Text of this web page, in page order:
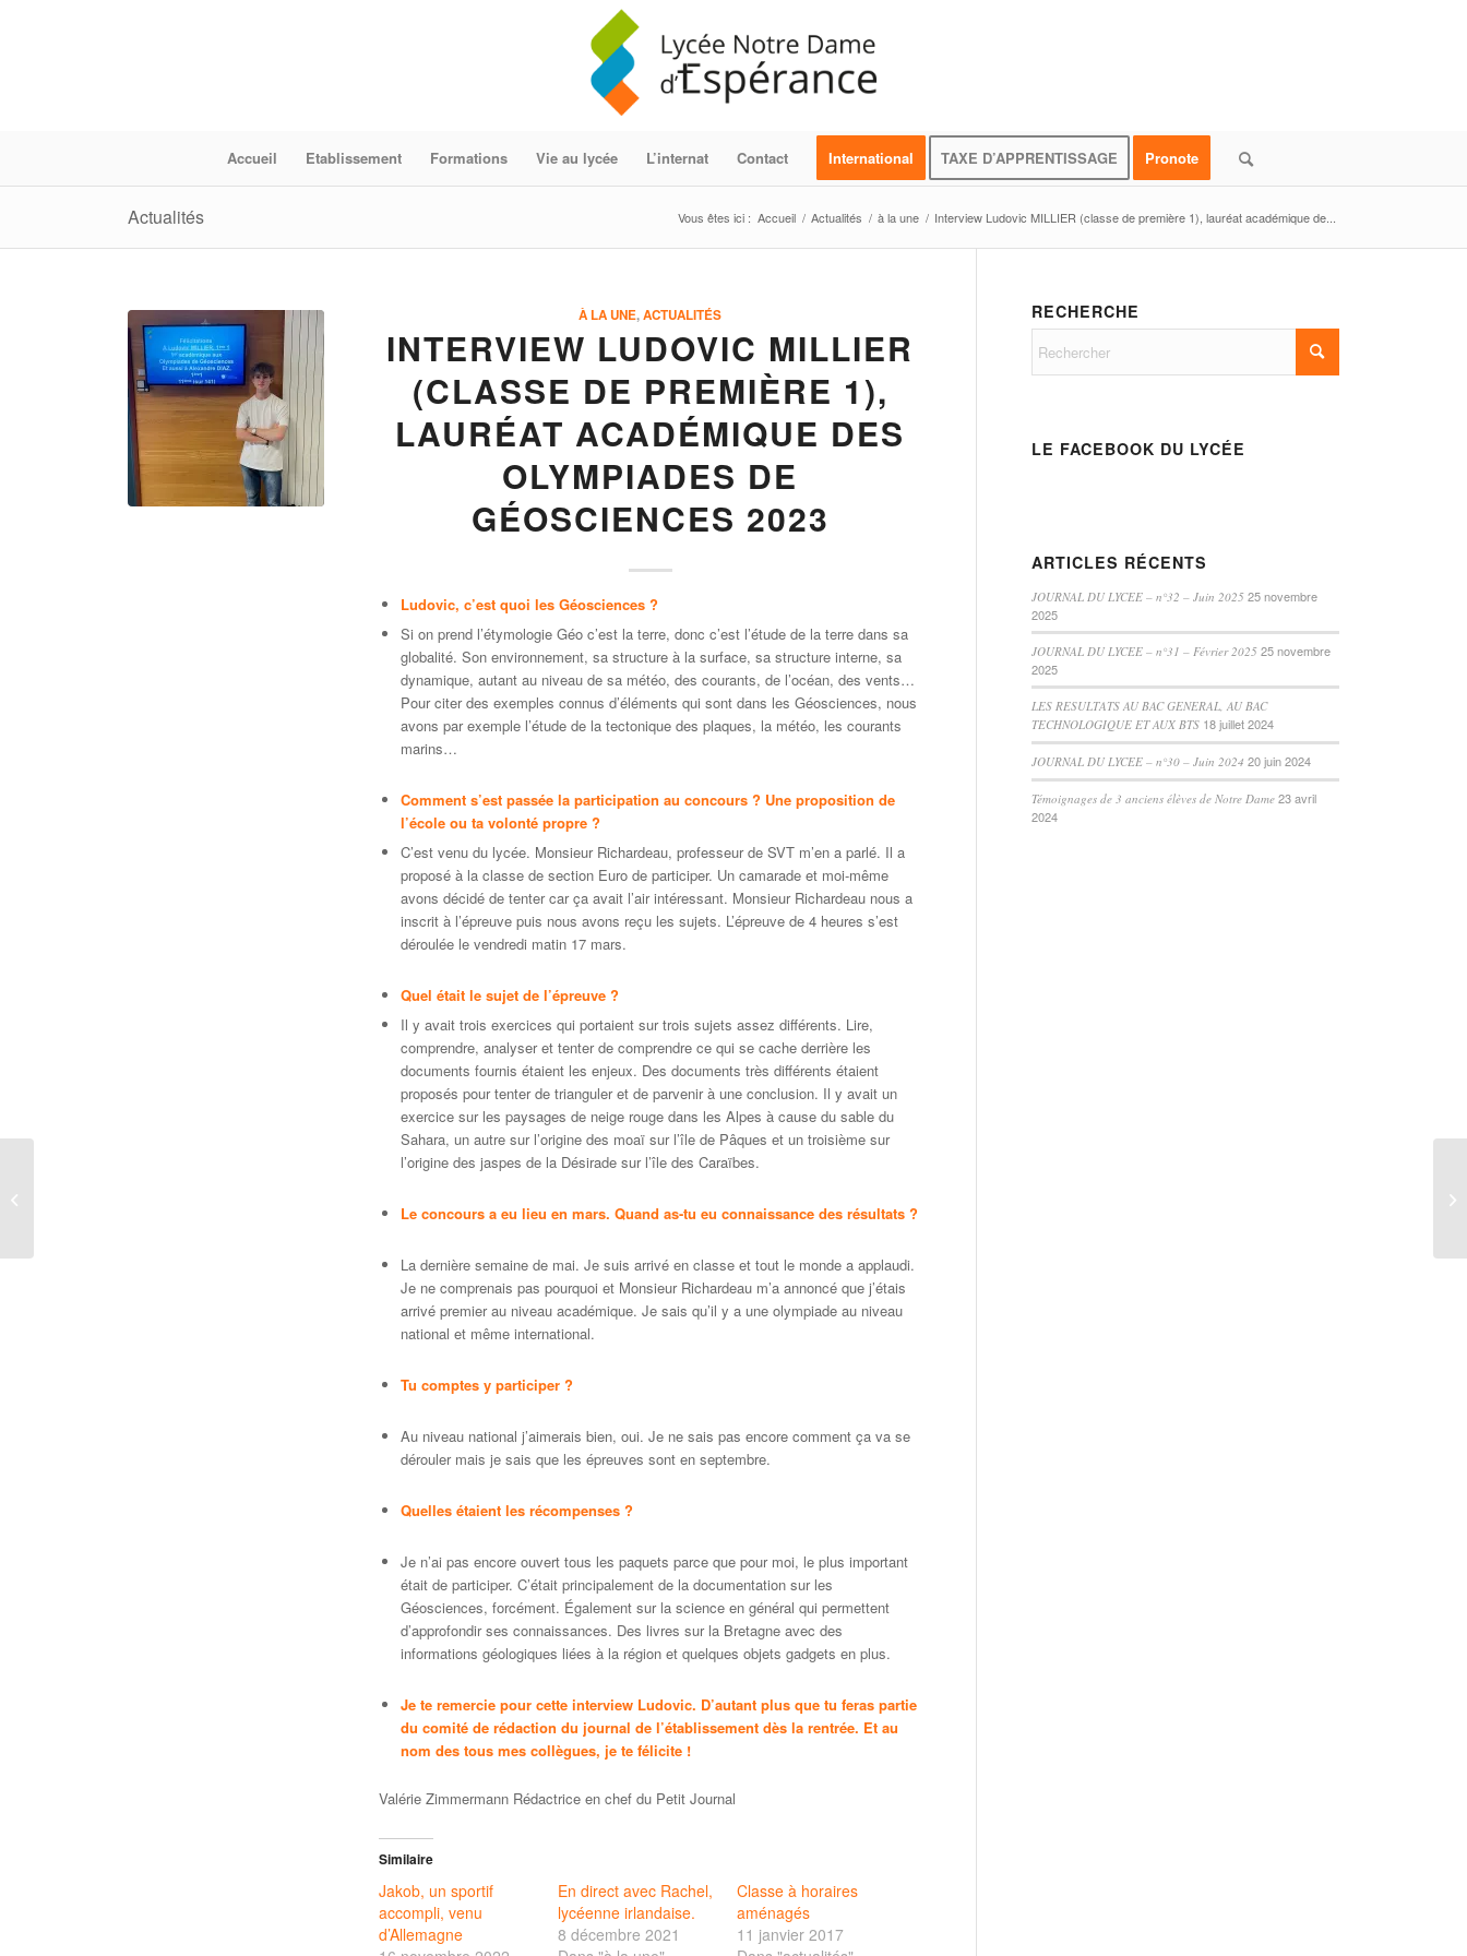
Accueil Etablissement Formations Vie au lycée L’internat Contact International TAXE D’APPRENTISSAGE Pronote
Actualités Vous êtes ici : Accueil / Actualités / à la une / Interview Ludovic MILLIER (classe de première 1), lauréat académique de...
À LA UNE,ACTUALITÉS
INTERVIEW LUDOVIC MILLIER
(CLASSE DE PREMIÈRE 1),
LAURÉAT ACADÉMIQUE DES
OLYMPIADES DE
GÉOSCIENCES 2023
Ludovic, c’est quoi les Géosciences ?
Si on prend l’étymologie Géo c’est la terre, donc c’est l’étude de la terre dans sa
globalité. Son environnement, sa structure à la surface, sa structure interne, sa
dynamique, autant au niveau de sa météo, des courants, de l’océan, des vents…
Pour citer des exemples connus d’éléments qui sont dans les Géosciences, nous
avons par exemple l’étude de la tectonique des plaques, la météo, les courants
marins…
Comment s’est passée la participation au concours ? Une proposition de
l’école ou ta volonté propre ?
C’est venu du lycée. Monsieur Richardeau, professeur de SVT m’en a parlé. Il a
proposé à la classe de section Euro de participer. Un camarade et moi-même
avons décidé de tenter car ça avait l’air intéressant. Monsieur Richardeau nous a
inscrit à l’épreuve puis nous avons reçu les sujets. L’épreuve de 4 heures s’est
déroulée le vendredi matin 17 mars.
Quel était le sujet de l’épreuve ?
Il y avait trois exercices qui portaient sur trois sujets assez différents. Lire,
comprendre, analyser et tenter de comprendre ce qui se cache derrière les
documents fournis étaient les enjeux. Des documents très différents étaient
proposés pour tenter de trianguler et de parvenir à une conclusion. Il y avait un
exercice sur les paysages de neige rouge dans les Alpes à cause du sable du
Sahara, un autre sur l’origine des moaï sur l’île de Pâques et un troisième sur
l’origine des jaspes de la Désirade sur l’île des Caraïbes.
Le concours a eu lieu en mars. Quand as-tu eu connaissance des résultats ?
La dernière semaine de mai. Je suis arrivé en classe et tout le monde a applaudi.
Je ne comprenais pas pourquoi et Monsieur Richardeau m’a annoncé que j’étais
arrivé premier au niveau académique. Je sais qu’il y a une olympiade au niveau
national et même international.
Tu comptes y participer ?
Au niveau national j’aimerais bien, oui. Je ne sais pas encore comment ça va se
dérouler mais je sais que les épreuves sont en septembre.
Quelles étaient les récompenses ?
Je n’ai pas encore ouvert tous les paquets parce que pour moi, le plus important
était de participer. C’était principalement de la documentation sur les
Géosciences, forcément. Également sur la science en général qui permettent
d’approfondir ses connaissances. Des livres sur la Bretagne avec des
informations géologiques liées à la région et quelques objets gadgets en plus.
Je te remercie pour cette interview Ludovic. D’autant plus que tu feras partie
du comité de rédaction du journal de l’établissement dès la rentrée. Et au
nom des tous mes collègues, je te félicite !
Valérie Zimmermann Rédactrice en chef du Petit Journal
Similaire
Jakob, un sportif
accompli, venu
d’Allemagne
En direct avec Rachel,
lycéenne irlandaise.
8 décembre 2021
Classe à horaires
aménagés
11 janvier 2017
RECHERCHE
LE FACEBOOK DU LYCÉE
ARTICLES RÉCENTS
JOURNAL DU LYCEE – n°32 – Juin 2025 25 novembre
2025
JOURNAL DU LYCEE – n°31 – Février 2025 25 novembre
2025
LES RESULTATS AU BAC GENERAL, AU BAC
TECHNOLOGIQUE ET AUX BTS 18 juillet 2024
JOURNAL DU LYCEE – n°30 – Juin 2024 20 juin 2024
Témoignages de 3 anciens élèves de Notre Dame 23 avril
2024